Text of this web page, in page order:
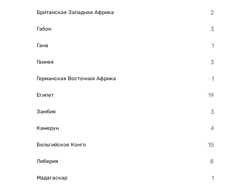
Британская Западная Африка
Габон
Гана
Гвинея
Германская Восточная Африка
Египет
Замбия
Камерун
Бельгийское Конго
Либерия
Мадагаскар